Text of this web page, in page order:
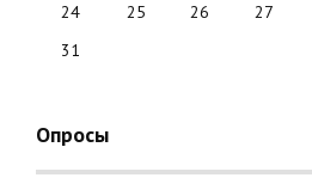
24 25 26 27
31
Опросы